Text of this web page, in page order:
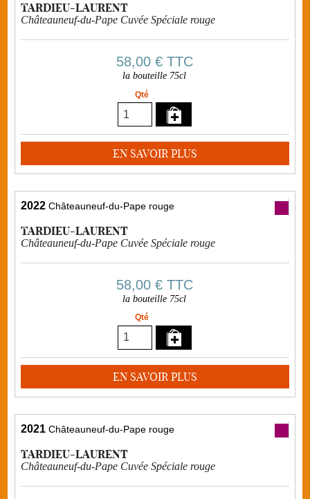
TARDIEU-LAURENT
Châteauneuf-du-Pape Cuvée Spéciale rouge
58,00 €TTC
la bouteille 75cl
Qté
EN SAVOIR PLUS
2022 Châteauneuf-du-Pape rouge
TARDIEU-LAURENT
Châteauneuf-du-Pape Cuvée Spéciale rouge
58,00 €TTC
la bouteille 75cl
Qté
EN SAVOIR PLUS
2021 Châteauneuf-du-Pape rouge
TARDIEU-LAURENT
Châteauneuf-du-Pape Cuvée Spéciale rouge